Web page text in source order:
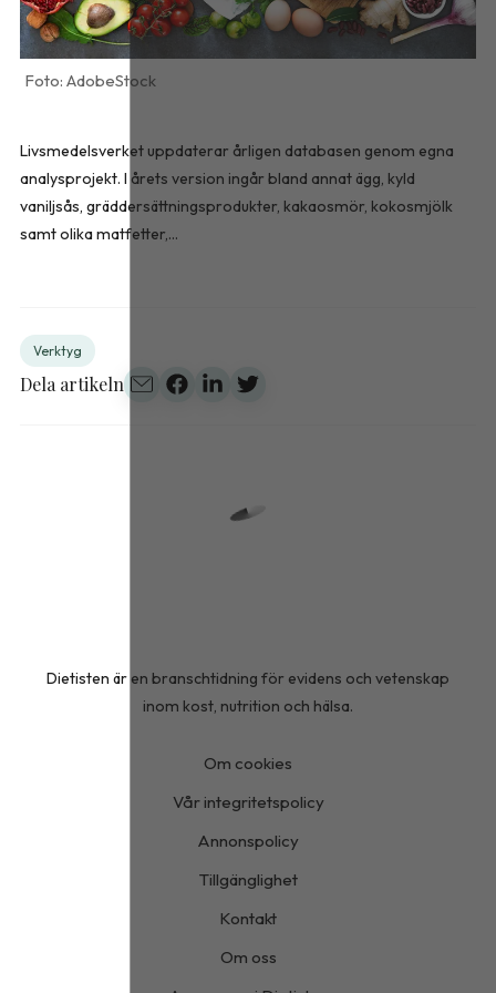
AdobeStock
Livsmedelsverket uppdaterar årligen databasen genom egna
analysprojekt. I årets version ingår bland annat ägg, kyld
vaniljsås, gräddersättningsprodukter, kakaosmör, kokosmjölk
samt olika matfetter,...
Verktyg
Dela artikeln
Dietisten är en branschtidning för evidens och vetenskap
inom kost, nutrition och hälsa.
Om cookies
Vår integritetspolicy
Annonspolicy
Tillgänglighet
Kontakt
Om oss